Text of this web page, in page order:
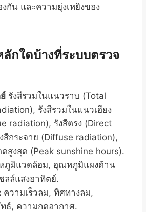
กัน และความยุ่งเหยิงของ
ลักใดบ้างที่ระบบตรวจ
รังสีรวมในแนวราบ (Total
รังสีรวมในแนวเอียง
radiation), รังสีตรง (Direct
สีกระจาย (Diffuse radiation),
สูงสุด (Peak sunshine hours).
ภูมิแวดล้อม, อุณหภูมิแผงด้าน
ลล์แสงอาทิตย์.
ความเร็วลม, ทิศทางลม,
ธ์, ความกดอากาศ.